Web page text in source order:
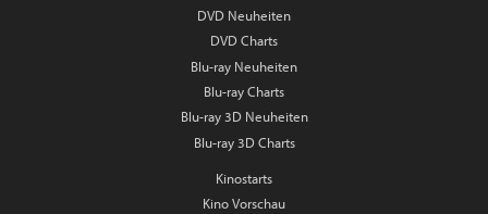
DVD Neuheiten
DVD Charts
Blu-ray Neuheiten
Blu-ray Charts
Blu-ray 3D Neuheiten
Blu-ray 3D Charts
Kinostarts
Kino Vorschau